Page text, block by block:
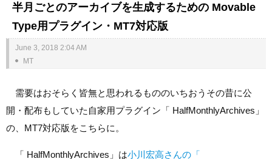
半月ごとのアーカイブを生成するための Movable
Type用プラグイン・MT7対応版
June 3, 2018 2:04 AM
MT
需要はおそらく皆無と思われるもののいちおうその昔に公
開・配布もしていた自家用プラグイン「 HalfMonthlyArchives」
の、MT7対応版をこちらに。
「 HalfMonthlyArchives」は小川宏高さんの「